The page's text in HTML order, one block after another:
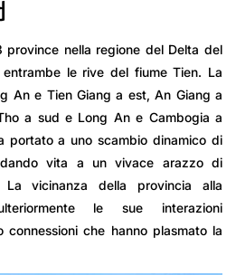
province nella regione del Delta del
le rive del fiume Tien. La
An e Tien Giang a est, An Giang a
a sud e Long An e Cambogia a
portato a uno scambio dinamico di
vita a un vivace arazzo di
vicinanza della provincia alla
le sue interazioni
connessioni che hanno plasmato la